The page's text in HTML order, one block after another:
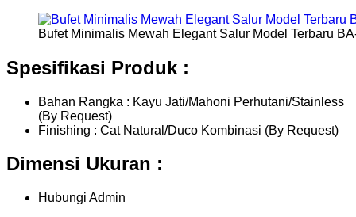
Bufet Minimalis Mewah Elegant Salur Model Terbaru
Spesifikasi Produk :
Bahan Rangka : Kayu Jati/Mahoni Perhutani/Stainless
(By Request)
Finishing : Cat Natural/Duco Kombinasi (By Request)
Dimensi Ukuran :
Hubungi Admin